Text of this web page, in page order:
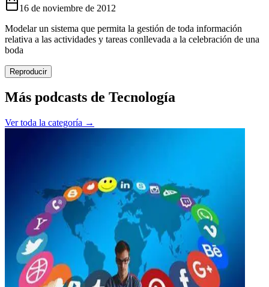
16 de noviembre de 2012
Modelar un sistema que permita la gestión de toda información
relativa a las actividades y tareas conllevada a la celebración de una
boda
Reproducir
Más podcasts de Tecnología
Ver toda la categoría →